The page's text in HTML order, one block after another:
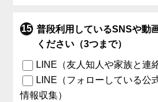
普段利用しているSNSや動
ください（3つまで）
LINE（友人知人や家族と連
LINE（フォローしている公
情報収集）